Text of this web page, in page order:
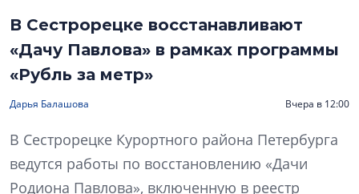
В Сестрорецке восстанавливают
«Дачу Павлова» в рамках программы
«Рубль за метр»
Дарья Балашова Вчера в 12:00
В Сестрорецке Курортного района Петербурга
ведутся работы по восстановлению «Дачи
Родиона Павлова», включенную в реестр